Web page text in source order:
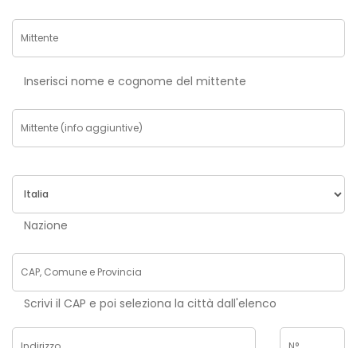
Inserisci nome e cognome del mittente
Nazione
Scrivi il CAP e poi seleziona la città dall'elenco